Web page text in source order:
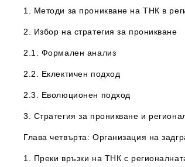
1. Методи за проникване на ТНК в
2. Избор на стратегия за проникване
2.1. Формален анализ
2.2. Еклектичен подход
2.3. Еволюционен подход
3. Стратегия за проникване и
Глава четвърта: Организация на
1. Преки връзки на ТНК с